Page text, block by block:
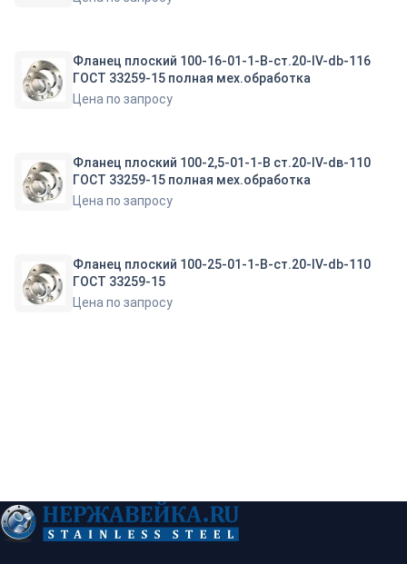
Фланец плоский 100-16-01-1-B-ст.20-IV-db-116
ГОСТ 33259-15 полная мех.обработка
Цена по запросу
Фланец плоский 100-2,5-01-1-В ст.20-IV-dв-110
ГОСТ 33259-15 полная мех.обработка
Цена по запросу
Фланец плоский 100-25-01-1-B-ст.20-IV-db-110
ГОСТ 33259-15
Цена по запросу